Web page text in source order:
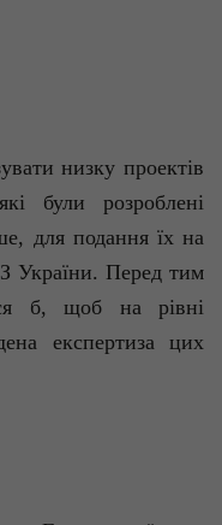
низку проектів
були розроблені
для подання їх на
України. Перед тим
б, щоб на рівні
експертиза цих